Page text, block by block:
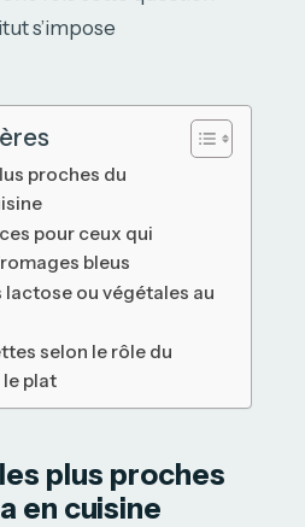
s’impose
proches du
pour ceux qui
bleus
ou végétales au
selon le rôle du
plat
plus proches
en cuisine